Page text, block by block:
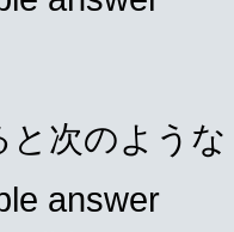
と次のよう
answer